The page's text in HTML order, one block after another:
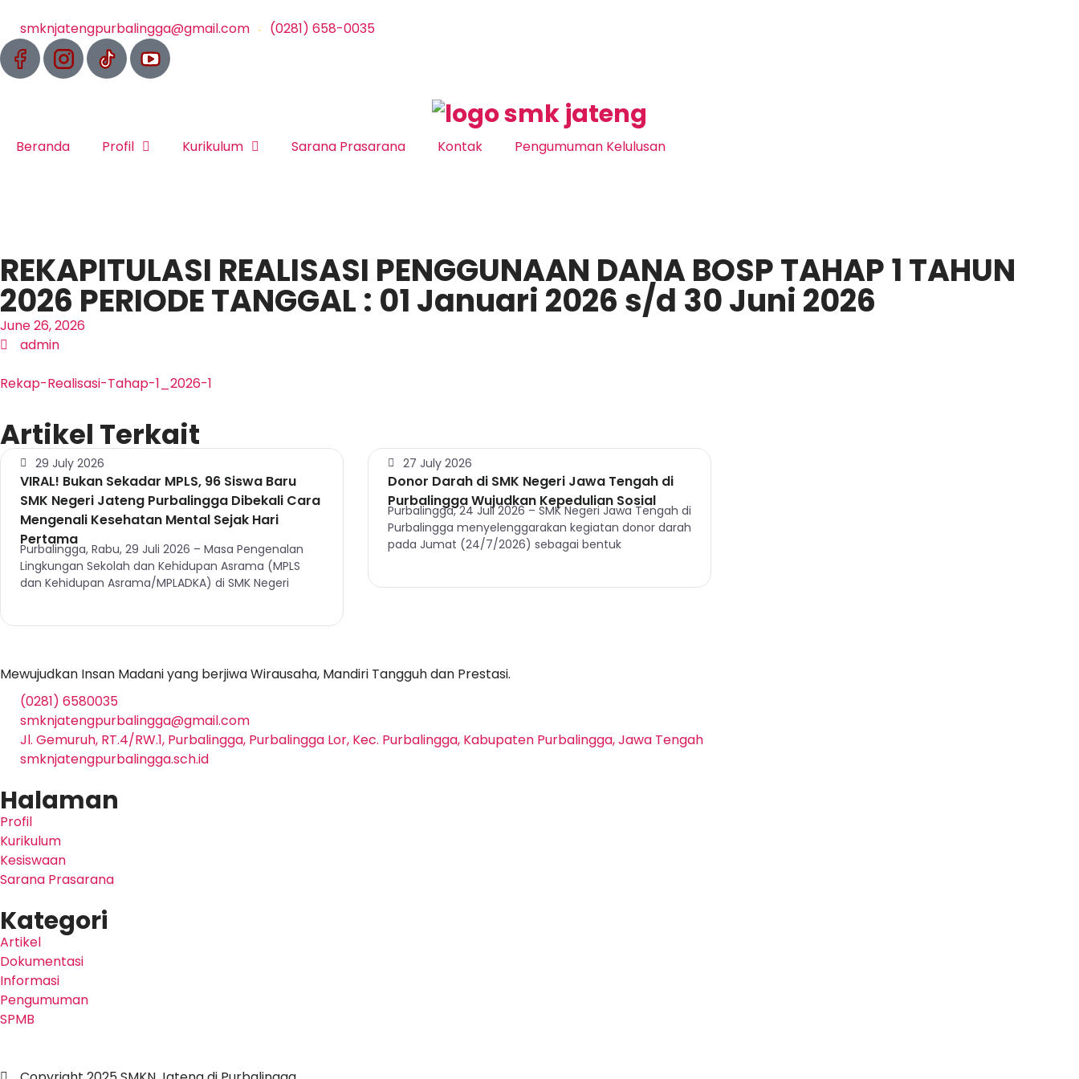
smknjatengpurbalingga@gmail.com (0281) 658-0035
Beranda Profil Kurikulum Sarana Prasarana Kontak Pengumuman Kelulusan
REKAPITULASI REALISASI PENGGUNAAN DANA BOSP TAHAP 1 TAHUN
2026 PERIODE TANGGAL : 01 Januari 2026 s/d 30 Juni 2026
June 26, 2026
admin
Rekap-Realisasi-Tahap-1_2026-1
Artikel Terkait
29 July 2026
VIRAL! Bukan Sekadar MPLS, 96 Siswa Baru
SMK Negeri Jateng Purbalingga Dibekali Cara
Mengenali Kesehatan Mental Sejak Hari
Pertama
Purbalingga, Rabu, 29 Juli 2026 – Masa Pengenalan
Lingkungan Sekolah dan Kehidupan Asrama (MPLS
dan Kehidupan Asrama/MPLADKA) di SMK Negeri
27 July 2026
Donor Darah di SMK Negeri Jawa Tengah di
Purbalingga Wujudkan Kepedulian Sosial
Purbalingga, 24 Juli 2026 – SMK Negeri Jawa Tengah di
Purbalingga menyelenggarakan kegiatan donor darah
pada Jumat (24/7/2026) sebagai bentuk
Mewujudkan Insan Madani yang berjiwa Wirausaha, Mandiri Tangguh dan Prestasi.
(0281) 6580035
smknjatengpurbalingga@gmail.com
Jl. Gemuruh, RT.4/RW.1, Purbalingga, Purbalingga Lor, Kec. Purbalingga, Kabupaten Purbalingga, Jawa Tengah
smknjatengpurbalingga.sch.id
Halaman
Profil
Kurikulum
Kesiswaan
Sarana Prasarana
Kategori
Artikel
Dokumentasi
Informasi
Pengumuman
SPMB